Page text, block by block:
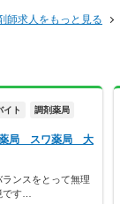
師求人をもっと見る
イト 調剤薬局
薬局 スワ薬局 大
ンスをとって無理
です…